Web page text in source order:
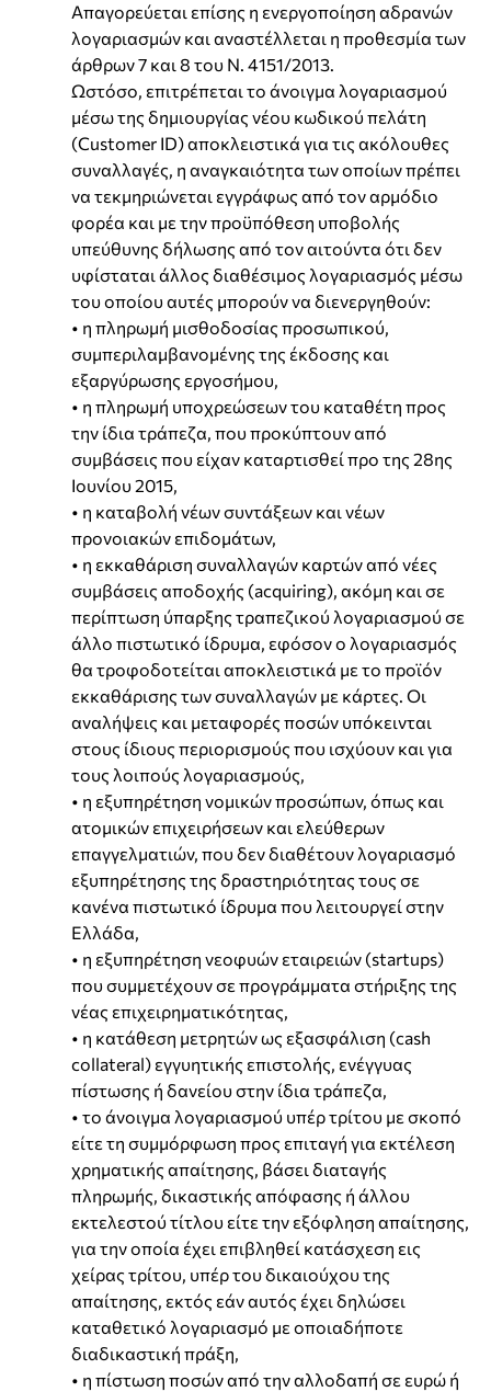
Απαγορεύεται επίσης η ενεργοποίηση αδρανών
λογαριασμών και αναστέλλεται η προθεσμία των
άρθρων 7 και 8 του Ν. 4151/2013.
Ωστόσο, επιτρέπεται το άνοιγμα λογαριασμού
μέσω της δημιουργίας νέου κωδικού πελάτη
(Customer ID) αποκλειστικά για τις ακόλουθες
συναλλαγές, η αναγκαιότητα των οποίων πρέπει
να τεκμηριώνεται εγγράφως από τον αρμόδιο
φορέα και με την προϋπόθεση υποβολής
υπεύθυνης δήλωσης από τον αιτούντα ότι δεν
υφίσταται άλλος διαθέσιμος λογαριασμός μέσω
του οποίου αυτές μπορούν να διενεργηθούν:
• η πληρωμή μισθοδοσίας προσωπικού,
συμπεριλαμβανομένης της έκδοσης και
εξαργύρωσης εργοσήμου,
• η πληρωμή υποχρεώσεων του καταθέτη προς
την ίδια τράπεζα, που προκύπτουν από
συμβάσεις που είχαν καταρτισθεί προ της 28ης
Ιουνίου 2015,
• η καταβολή νέων συντάξεων και νέων
προνοιακών επιδομάτων,
• η εκκαθάριση συναλλαγών καρτών από νέες
συμβάσεις αποδοχής (acquiring), ακόμη και σε
περίπτωση ύπαρξης τραπεζικού λογαριασμού σε
άλλο πιστωτικό ίδρυμα, εφόσον ο λογαριασμός
θα τροφοδοτείται αποκλειστικά με το προϊόν
εκκαθάρισης των συναλλαγών με κάρτες. Οι
αναλήψεις και μεταφορές ποσών υπόκεινται
στους ίδιους περιορισμούς που ισχύουν και για
τους λοιπούς λογαριασμούς,
• η εξυπηρέτηση νομικών προσώπων, όπως και
ατομικών επιχειρήσεων και ελεύθερων
επαγγελματιών, που δεν διαθέτουν λογαριασμό
εξυπηρέτησης της δραστηριότητας τους σε
κανένα πιστωτικό ίδρυμα που λειτουργεί στην
Ελλάδα,
• η εξυπηρέτηση νεοφυών εταιρειών (startups)
που συμμετέχουν σε προγράμματα στήριξης της
νέας επιχειρηματικότητας,
• η κατάθεση μετρητών ως εξασφάλιση (cash
collateral) εγγυητικής επιστολής, ενέγγυας
πίστωσης ή δανείου στην ίδια τράπεζα,
• το άνοιγμα λογαριασμού υπέρ τρίτου με σκοπό
είτε τη συμμόρφωση προς επιταγή για εκτέλεση
χρηματικής απαίτησης, βάσει διαταγής
πληρωμής, δικαστικής απόφασης ή άλλου
εκτελεστού τίτλου είτε την εξόφληση απαίτησης,
για την οποία έχει επιβληθεί κατάσχεση εις
χείρας τρίτου, υπέρ του δικαιούχου της
απαίτησης, εκτός εάν αυτός έχει δηλώσει
καταθετικό λογαριασμό με οποιαδήποτε
διαδικαστική πράξη,
• η πίστωση ποσών από την αλλοδαπή σε ευρώ ή